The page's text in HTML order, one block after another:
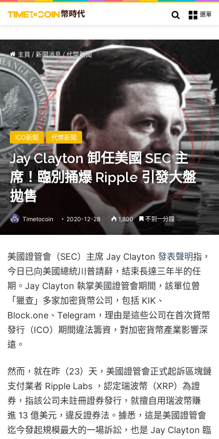
選單
搜索
主頁 /新聞消息/代幣新聞
ICO新聞 代幣新聞
Jay Clayton 卸任美國 SEC 主
席！臨別捅爆 Ripple 引發大盤
拋售
Timetocoin 2020-12-28 1,800 不到一分鐘
美國證管會（SEC）主席 Jay Clayton 發表聲明指，
今日已向美國總統川普請辭，結束長達三年半的任
期。Jay Clayton 執掌美國證管會期間，該單位曾
「獵查」多家加密貨幣公司，包括 KIK、
Block.one、Telegram，理由是這些公司在首次貸幣
發行（ICO） 期間違法籌資，對加密貨幣產業影響深
遠。
然而，就在昨（23）天，美國證管會正式起訴區塊鏈
支付業者 Ripple Labs ，認定瑞波幣（XRP）為證
券，指該公司未註冊證券發行，就擅自用瑞波幣賺
進 13 億美元，違反證券法。據悉，這是美國證管會
迄今發起規模最大的一場訴訟，也是 Jay Clayton 臨